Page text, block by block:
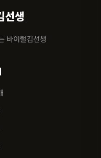
선생
바이럴김선생